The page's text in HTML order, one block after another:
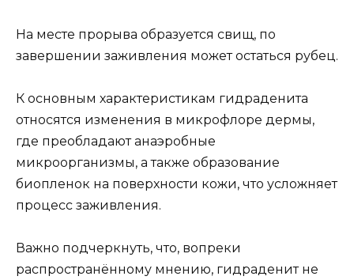
На месте прорыва образуется свищ, по
завершении заживления может остаться рубец.
К основным характеристикам гидраденита
относятся изменения в микрофлоре дермы,
где преобладают анаэробные
микроорганизмы, а также образование
биопленок на поверхности кожи, что усложняет
процесс заживления.
Важно подчеркнуть, что, вопреки
распространённому мнению, гидраденит не